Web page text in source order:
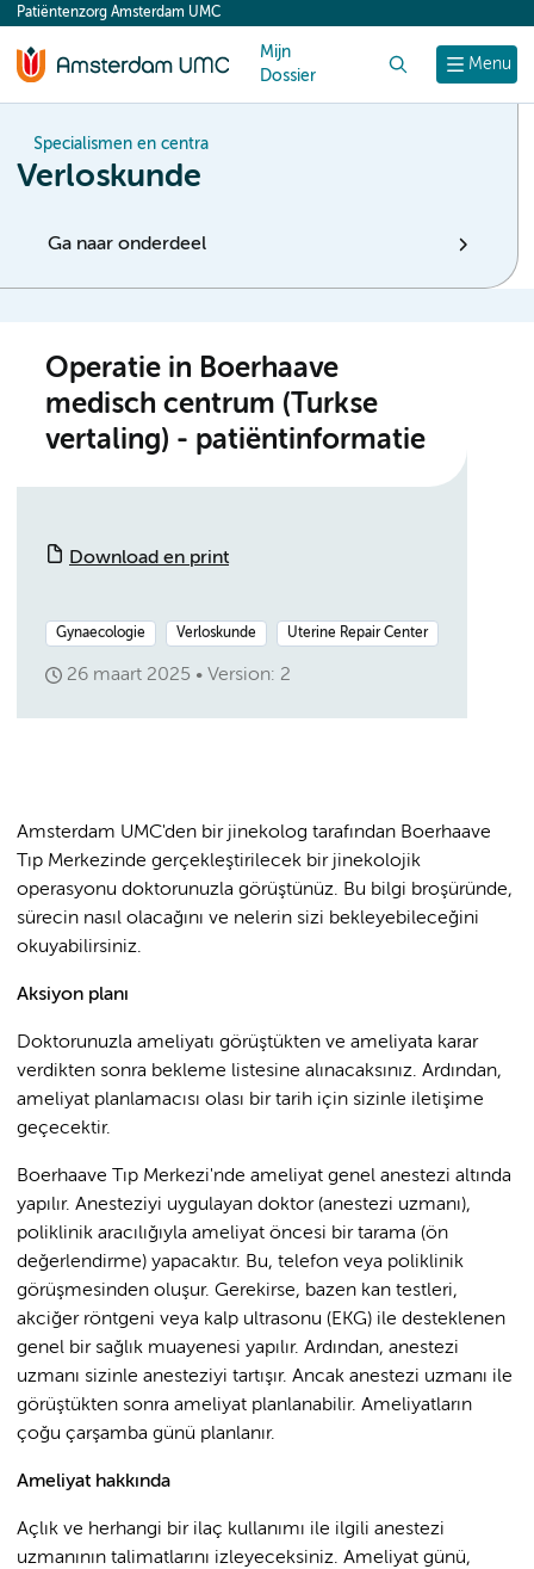
content
Menu
Patiëntenzorg Amsterdam UMC
Mijn
Dossier
Specialismen en centra
Verloskunde
Ga naar onderdeel
Operatie in Boerhaave
medisch centrum (Turkse
vertaling) - patiëntinformatie
Download en print
Gynaecologie Verloskunde Uterine Repair Center
26 maart 2025 Version: 2
Amsterdam UMC'den bir jinekolog tarafından Boerhaave
Tıp Merkezinde gerçekleştirilecek bir jinekolojik
operasyonu doktorunuzla görüştünüz. Bu bilgi broşüründe,
sürecin nasıl olacağını ve nelerin sizi bekleyebileceğini
okuyabilirsiniz.
Aksiyon planı
Doktorunuzla ameliyatı görüştükten ve ameliyata karar
verdikten sonra bekleme listesine alınacaksınız. Ardından,
ameliyat planlamacısı olası bir tarih için sizinle iletişime
geçecektir.
Boerhaave Tıp Merkezi'nde ameliyat genel anestezi altında
yapılır. Anesteziyi uygulayan doktor (anestezi uzmanı),
poliklinik aracılığıyla ameliyat öncesi bir tarama (ön
değerlendirme) yapacaktır. Bu, telefon veya poliklinik
görüşmesinden oluşur. Gerekirse, bazen kan testleri,
akciğer röntgeni veya kalp ultrasonu (EKG) ile desteklenen
genel bir sağlık muayenesi yapılır. Ardından, anestezi
uzmanı sizinle anesteziyi tartışır. Ancak anestezi uzmanı ile
görüştükten sonra ameliyat planlanabilir. Ameliyatların
çoğu çarşamba günü planlanır.
Ameliyat hakkında
Açlık ve herhangi bir ilaç kullanımı ile ilgili anestezi
uzmanının talimatlarını izleyeceksiniz. Ameliyat günü,